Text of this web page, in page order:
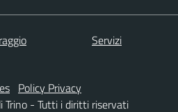
Servizi
Policy Privacy
Trino - Tutti i diritti riservati